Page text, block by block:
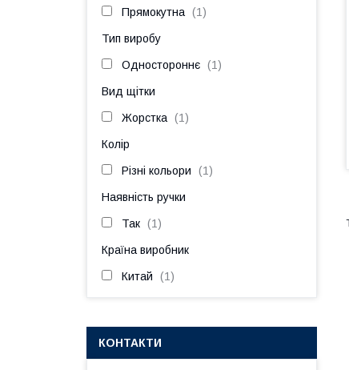
Прямокутна 1
Тип виробу
Одностороннє 1
Вид щітки
Жорстка 1
Колір
Різні кольори 1
Наявність ручки
Так 1
Країна виробник
Китай 1
КОНТАКТИ